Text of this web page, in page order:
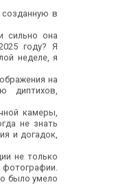
в
сильно она
году? Я
неделе, я
на
диптихов,
камеры,
не знать
и догадок,
не только
было умело